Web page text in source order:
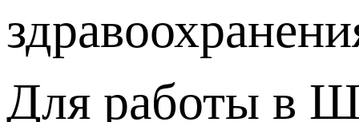
Для работы в